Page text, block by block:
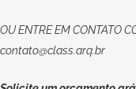
OUENTRE EM CONTATO
contato@class.arq.br